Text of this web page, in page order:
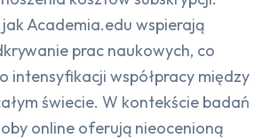
Academia.edu wspierają
prac naukowych, co
intensyfikacji współpracy między
świecie. W kontekście badań
online oferują nieocenioną